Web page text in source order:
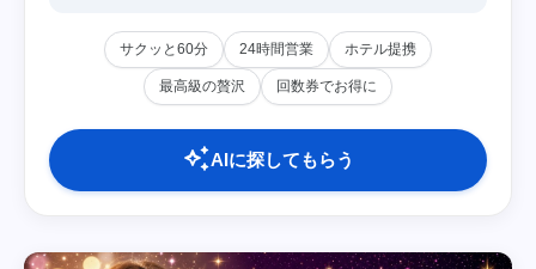
サクッと60分 24時間営業 ホテル提携
最高級の贅沢 回数券でお得に
auto_awesomeAIに探してもらう